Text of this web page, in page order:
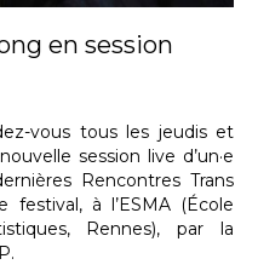
en session
vous tous les jeudis et
session live d’un·e
Rencontres Trans
festival, à l’ESMA (École
Rennes), par la